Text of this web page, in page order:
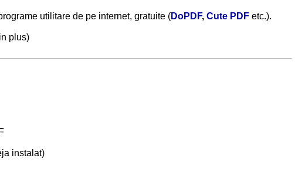
utilitare de pe internet, gratuite (DoPDF, Cute PDF etc.).
plus)
instalat)